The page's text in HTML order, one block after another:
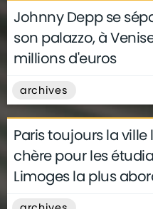
Johnny Depp se
son palazzo, à
millions d'euros
archives
Paris toujours la ville
chère pour les
Limoges la plus